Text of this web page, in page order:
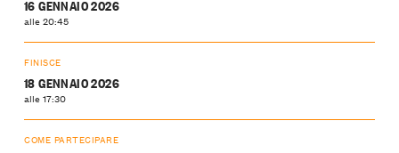
16 GENNAIO 2026
alle 20:45
FINISCE
18 GENNAIO 2026
alle 17:30
COME PARTECIPARE